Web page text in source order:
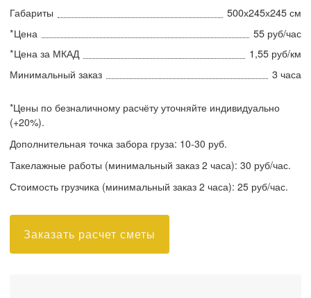
Габариты
500х245х245 см
*Цена
55 руб/час
*Цена за МКАД
1,55 руб/км
Минимальный заказ
3 часа
*Цены по безналичному расчёту уточняйте индивидуально
(+20%).
Дополнительная точка забора груза: 10-30 руб.
Такелажные работы (минимальный заказ 2 часа): 30 руб/час.
Стоимость грузчика (минимальный заказ 2 часа): 25 руб/час.
Заказать расчет сметы